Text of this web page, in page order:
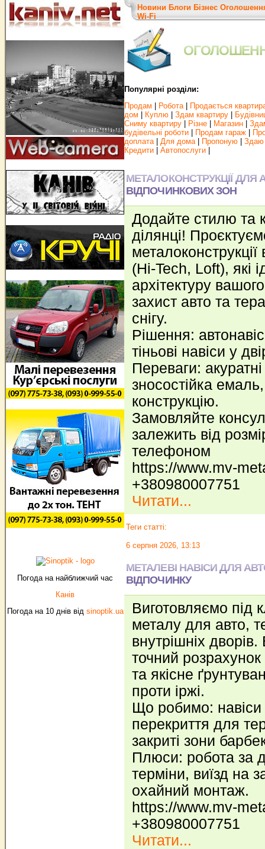
Погода на найближчий час
Канів
Погода на 10 днів від sinoptik.ua
Новини Блоги Бізнес
Wi-Fi
Популярні розділи:
Продам
Робота|
Продається
дом
Куплю Здам квартиру
Сниму квартиру
Різне Магазин
будівельні роботи
Продам гараж
доплата| Для дома| Пропоную Здаю
Кредити
Автопослуги
МЕТАЛОКОНСТРУКЦІЇ ДЛЯ
ВІДПОЧИНКОВИХ ЗОН
Додайте стилю та
ділянці!
(Hi-Tech, Loft), які
архітектуру
захист авто та
снігу.
Рішення:
тіньові навіси у
Переваги:
зносостійка
конструкцію.
Замовляйте
залежить від
телефоном
https://www.mv-
+380980007751
Читати...
Теги статті:
6 серпня 2026, 13:13
МЕТАЛЕВІ НАВІСИ ДЛЯ
ВІДПОЧИНКУ
Виготовляємо під
металу для авто,
внутрішніх
точний
та якісне
проти іржі.
Що робимо: навіси
перекриття для
закриті зони
Плюси: робота за
терміни, виїзд на
охайний монтаж.
https://www.mv-
+380980007751
Читати...